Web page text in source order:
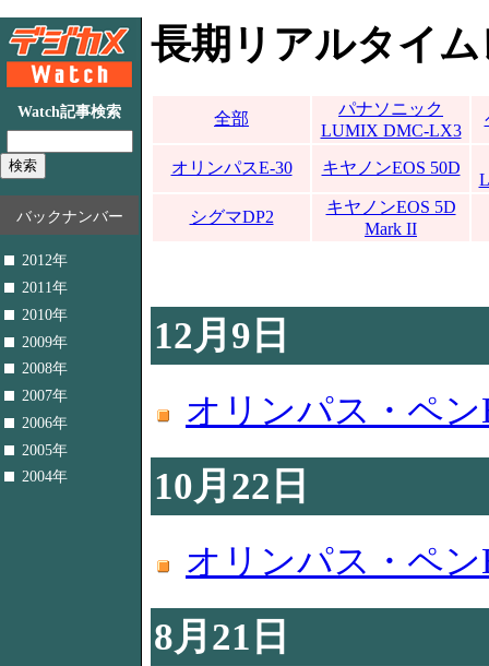
Watch記事検索
バックナンバー
2012年
2011年
2010年
2009年
2008年
2007年
2006年
2005年
2004年
長期リアルタイ
全部
パナソニック
LUMIX DMC-LX3
オリンパスE-30 キヤノンEOS 50D
シグマDP2
キヤノンEOS 5D
Mark II
12月9日
オリンパス・ペン
10月22日
オリンパス・ペン
8月21日